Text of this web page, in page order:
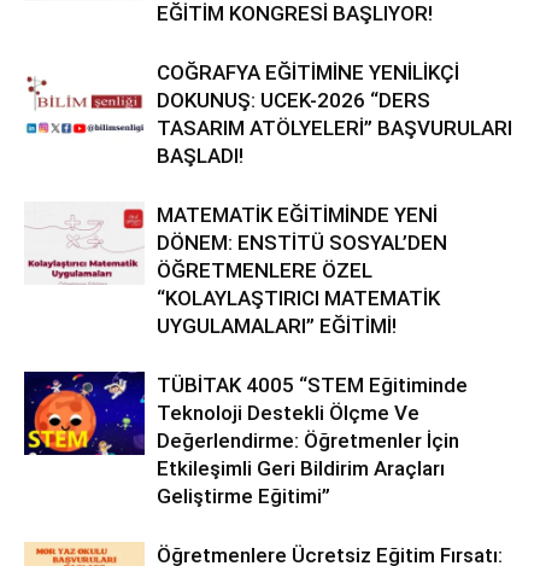
EĞİTİM KONGRESİ BAŞLIYOR!
COĞRAFYA EĞİTİMİNE YENİLİKÇİ
DOKUNUŞ: UCEK-2026 “DERS
TASARIM ATÖLYELERİ” BAŞVURULARI
BAŞLADI!
MATEMATİK EĞİTİMİNDE YENİ
DÖNEM: ENSTİTÜ SOSYAL’DEN
ÖĞRETMENLERE ÖZEL
“KOLAYLAŞTIRICI MATEMATİK
UYGULAMALARI” EĞİTİMİ!
TÜBİTAK 4005 “STEM Eğitiminde
Teknoloji Destekli Ölçme Ve
Değerlendirme: Öğretmenler İçin
Etkileşimli Geri Bildirim Araçları
Geliştirme Eğitimi”
Öğretmenlere Ücretsiz Eğitim Fırsatı: